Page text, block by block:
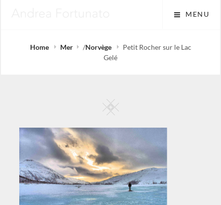
MENU
Home Mer /Norvège
Petit Rocher sur le Lac
Gelé
Square